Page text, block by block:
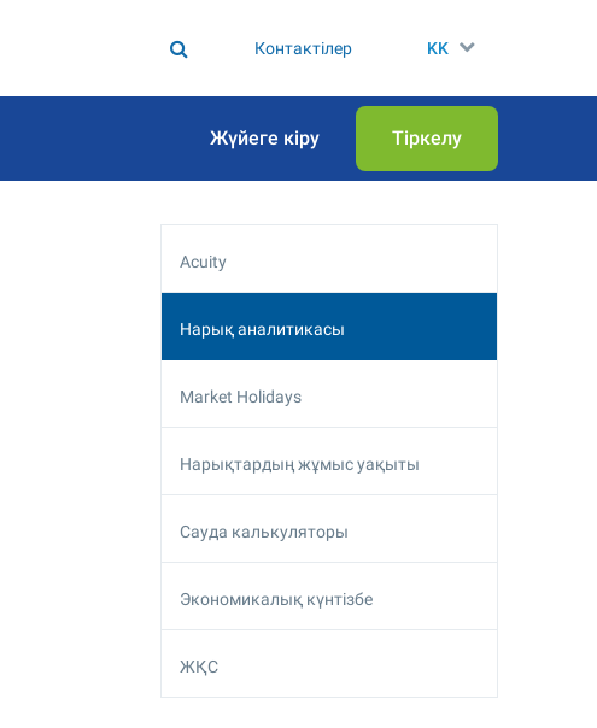
Контактілер KK
Жүйеге кіру Тіркелу
Acuity
Нарық аналитикасы
Market Holidays
Нарықтардың жұмыс уақыты
Сауда калькуляторы
Экономикалық күнтізбе
ЖҚС